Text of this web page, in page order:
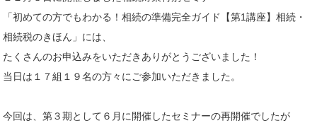
「初めての方でもわかる！相続の準備完全ガイド【第1講座】相続・
相続税のきほん」には、
たくさんのお申込みをいただきありがとうございました！
当日は１７組１９名の方々にご参加いただきました。
今回は、第３期として６月に開催したセミナーの再開催でしたが